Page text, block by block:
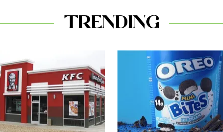
TRENDING